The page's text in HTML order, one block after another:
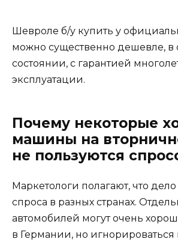
Шевроле б/у купить у
можно существенно дешевле, в
состоянии, с гарантией
эксплуатации.
Почему некоторые
машины на
не пользуются
Маркетологи полагают, что
спроса в разных странах.
автомобилей могут очень
в Германии, но игнорироваться